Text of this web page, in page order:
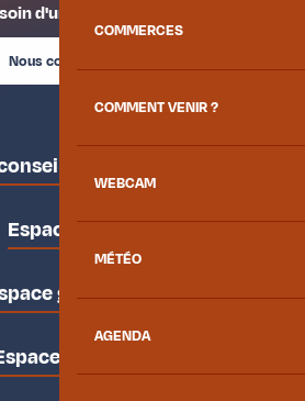
COMMERCES
COMMENT VENIR ?
WEBCAM
MÉTÉO
AGENDA
d'un conseil ?
Nous contacter
des locaux
Espace pro
groupes
presse